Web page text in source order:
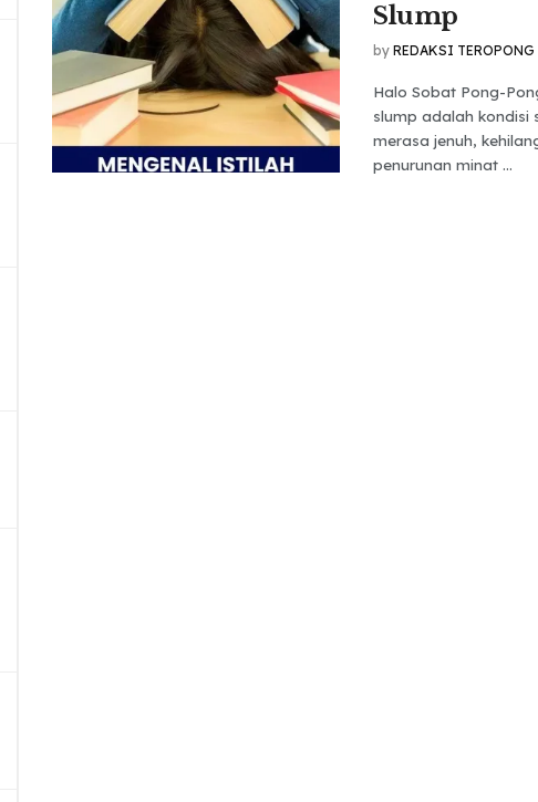
Slump
by REDAKSI TEROPONG
Halo Sobat Pong-
slump adalah kondisi
merasa jenuh,
penurunan minat ...